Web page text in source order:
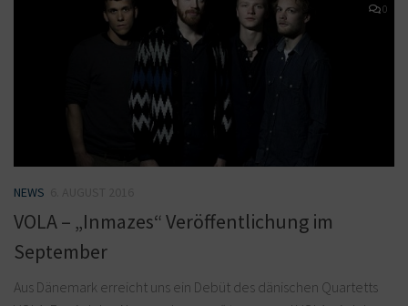
0
NEWS
VOLA – „Inmazes“ Veröffentlichung im
September
Aus Dänemark erreicht uns ein Debüt des dänischen Quartetts